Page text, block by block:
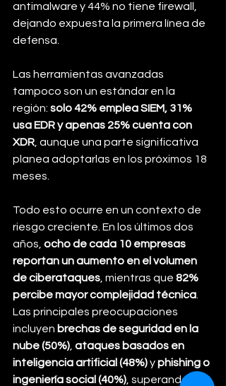
antimalware y 44% no tiene firewall,
dejando expuesta la primera línea de
defensa.
Las herramientas avanzadas
tampoco son un estándar en la
región: solo 42% emplea SIEM, 31%
usa EDR y apenas 25% cuenta con
XDR , aunque una parte significativa
planea adoptarlas en los próximos 18
meses.
Todo esto ocurre en un contexto de
riesgo creciente. En los últimos dos
años, ocho de cada 10 empresas
reportan un aumento en el volumen
de ciberataques , mientras que 82%
percibe mayor complejidad técnica
Las principales preocupaciones
incluyen brechas de seguridad en la
nube (50%) ataques basados en
inteligencia artificial (48%) y phishing o
ingeniería social (40%) , superando